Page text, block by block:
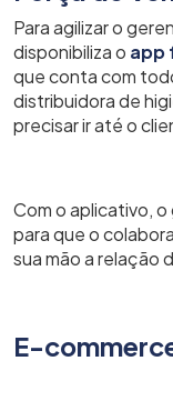
Para agilizar o
disponibiliza o app
que conta com
distribuidora de
precisar ir até o
Com o aplicativo,
para que o
sua mão a relação
E-